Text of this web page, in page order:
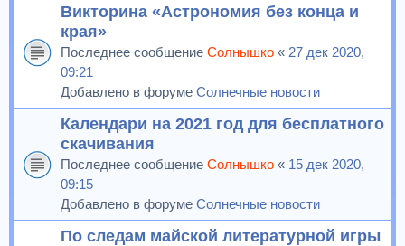
Викторина «Астрономия без конца и
края»
Последнее сообщение Солнышко « 27 дек 2020,
09:21
Добавлено в форуме Солнечные новости
Календари на 2021 год для бесплатного
скачивания
Последнее сообщение Солнышко « 15 дек 2020,
09:15
Добавлено в форуме Солнечные новости
По следам майской литературной игры